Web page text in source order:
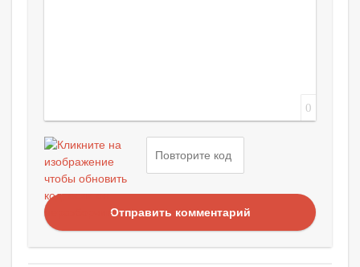
0
Отправить комментарий